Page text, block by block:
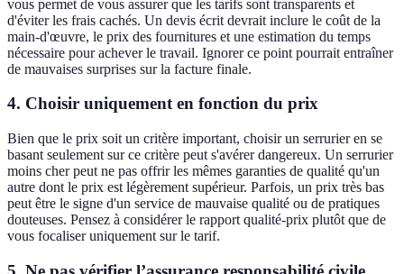
vous permet de vous assurer que les tarifs sont transparents et
d'éviter les frais cachés. Un devis écrit devrait inclure le coût de la
main-d'œuvre, le prix des fournitures et une estimation du temps
nécessaire pour achever le travail. Ignorer ce point pourrait entraîner
de mauvaises surprises sur la facture finale.
4. Choisir uniquement en fonction du prix
Bien que le prix soit un critère important, choisir un serrurier en se
basant seulement sur ce critère peut s'avérer dangereux. Un serrurier
moins cher peut ne pas offrir les mêmes garanties de qualité qu'un
autre dont le prix est légèrement supérieur. Parfois, un prix très bas
peut être le signe d'un service de mauvaise qualité ou de pratiques
douteuses. Pensez à considérer le rapport qualité-prix plutôt que de
vous focaliser uniquement sur le tarif.